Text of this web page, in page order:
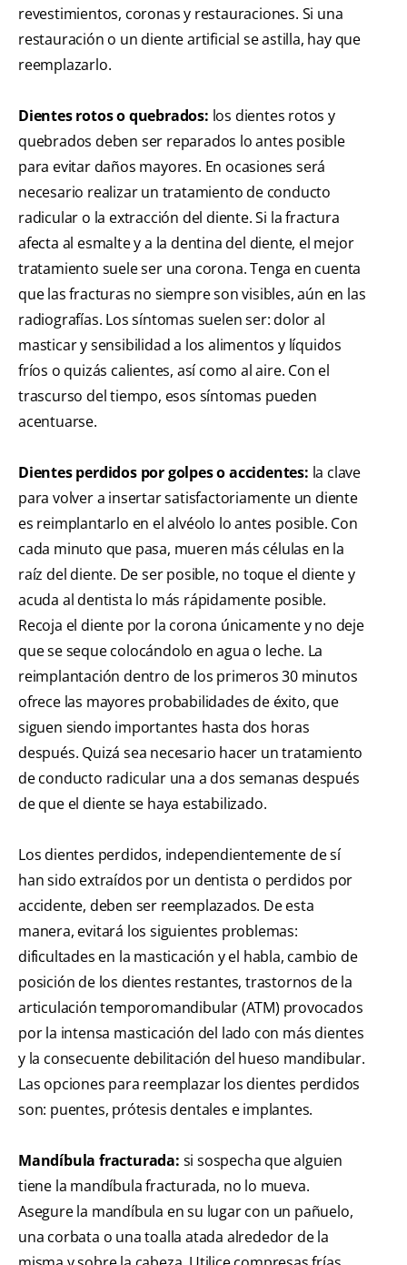
revestimientos, coronas y restauraciones. Si una
restauración o un diente artificial se astilla, hay que
reemplazarlo.
Dientes rotos o quebrados: los dientes rotos y
quebrados deben ser reparados lo antes posible
para evitar daños mayores. En ocasiones será
necesario realizar un tratamiento de conducto
radicular o la extracción del diente. Si la fractura
afecta al esmalte y a la dentina del diente, el mejor
tratamiento suele ser una corona. Tenga en cuenta
que las fracturas no siempre son visibles, aún en las
radiografías. Los síntomas suelen ser: dolor al
masticar y sensibilidad a los alimentos y líquidos
fríos o quizás calientes, así como al aire. Con el
trascurso del tiempo, esos síntomas pueden
acentuarse.
Dientes perdidos por golpes o accidentes: la clave
para volver a insertar satisfactoriamente un diente
es reimplantarlo en el alvéolo lo antes posible. Con
cada minuto que pasa, mueren más células en la
raíz del diente. De ser posible, no toque el diente y
acuda al dentista lo más rápidamente posible.
Recoja el diente por la corona únicamente y no deje
que se seque colocándolo en agua o leche. La
reimplantación dentro de los primeros 30 minutos
ofrece las mayores probabilidades de éxito, que
siguen siendo importantes hasta dos horas
después. Quizá sea necesario hacer un tratamiento
de conducto radicular una a dos semanas después
de que el diente se haya estabilizado.
Los dientes perdidos, independientemente de sí
han sido extraídos por un dentista o perdidos por
accidente, deben ser reemplazados. De esta
manera, evitará los siguientes problemas:
dificultades en la masticación y el habla, cambio de
posición de los dientes restantes, trastornos de la
articulación temporomandibular (ATM) provocados
por la intensa masticación del lado con más dientes
y la consecuente debilitación del hueso mandibular.
Las opciones para reemplazar los dientes perdidos
son: puentes, prótesis dentales e implantes.
Mandíbula fracturada: si sospecha que alguien
tiene la mandíbula fracturada, no lo mueva.
Asegure la mandíbula en su lugar con un pañuelo,
una corbata o una toalla atada alrededor de la